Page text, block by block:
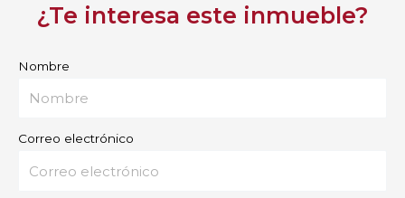
¿Te interesa este inmueble?
Nombre
Correo electrónico